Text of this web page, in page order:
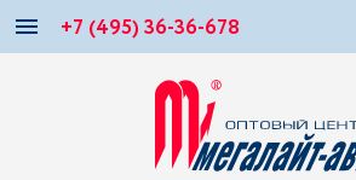
+7 (495) 36-36-678